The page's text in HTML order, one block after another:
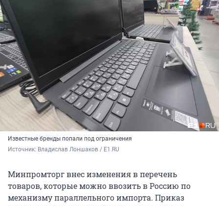
Известные бренды попали под ограничения
Источник: Владислав Лоншаков / E1.RU
Минпромторг внес изменения в перечень
товаров, которые можно ввозить в Россию по
механизму параллельного импорта. Приказ